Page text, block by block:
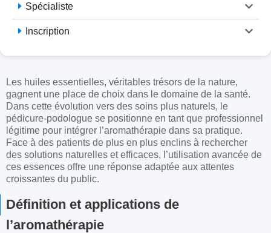
Spécialiste
Inscription
Les huiles essentielles, véritables trésors de la nature,
gagnent une place de choix dans le domaine de la santé.
Dans cette évolution vers des soins plus naturels, le
pédicure-podologue se positionne en tant que professionnel
légitime pour intégrer l’aromathérapie dans sa pratique.
Face à des patients de plus en plus enclins à rechercher
des solutions naturelles et efficaces, l’utilisation avancée de
ces essences offre une réponse adaptée aux attentes
croissantes du public.
Définition et applications de
l’aromathérapie